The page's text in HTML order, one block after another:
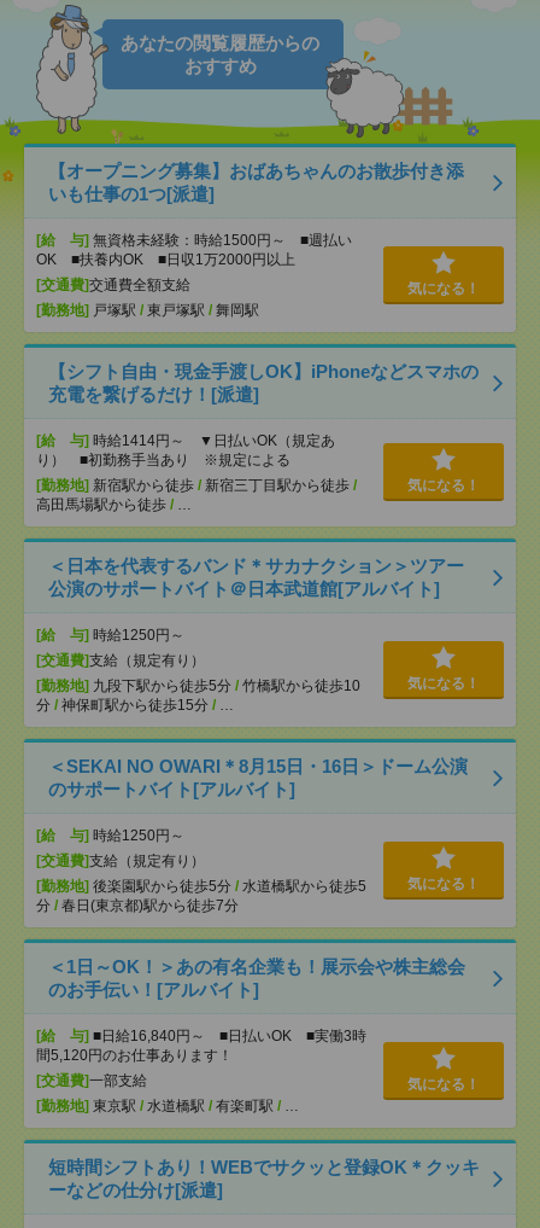
あなたの閲覧履歴からの
おすすめ
【オープニング募集】おばあちゃんのお散歩付き添
いも仕事の1つ[派遣]
[給 与] 無資格未経験：時給1500円～ ■週払い
OK ■扶養内OK ■日収1万2000円以上
[交通費]交通費全額支給
[勤務地] 戸塚駅 / 東戸塚駅 / 舞岡駅
気になる！
【シフト自由・現金手渡しOK】iPhoneなどスマホの
充電を繋げるだけ！[派遣]
[給 与] 時給1414円～ ▼日払いOK（規定あ
り） ■初勤務手当あり ※規定による
[勤務地] 新宿駅から徒歩 / 新宿三丁目駅から徒歩 /
高田馬場駅から徒歩 / …
気になる！
＜日本を代表するバンド＊サカナクション＞ツアー
公演のサポートバイト＠日本武道館[アルバイト]
[給 与] 時給1250円～
[交通費]支給（規定有り）
[勤務地] 九段下駅から徒歩5分 / 竹橋駅から徒歩10
分 / 神保町駅から徒歩15分 / …
気になる！
＜SEKAI NO OWARI＊8月15日・16日＞ドーム公演
のサポートバイト[アルバイト]
[給 与] 時給1250円～
[交通費]支給（規定有り）
[勤務地] 後楽園駅から徒歩5分 / 水道橋駅から徒歩5
分 / 春日(東京都)駅から徒歩7分
気になる！
＜1日～OK！＞あの有名企業も！展示会や株主総会
のお手伝い！[アルバイト]
[給 与] ■日給16,840円～ ■日払いOK ■実働3時
間5,120円のお仕事あります！
[交通費]一部支給
[勤務地] 東京駅 / 水道橋駅 / 有楽町駅 / …
気になる！
短時間シフトあり！WEBでサクッと登録OK＊クッキ
ーなどの仕分け[派遣]